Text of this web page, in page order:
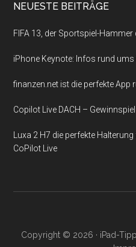
NEUESTE BEITRÄGE
FIFA 13, der Sportspiel-Hammer
iPhone Keynote: Infos rund
finanzen.net ist die perfekte App
Copilot Live DACH –
Luxa 2 H7 die perfekte
CoPilot Live
Copyright © 2026 · iPad-